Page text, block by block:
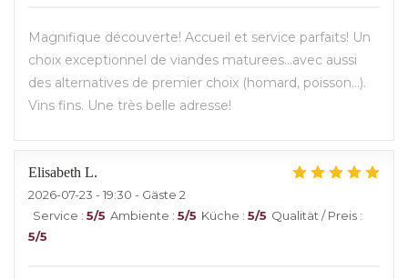
Magnifique découverte! Accueil et service parfaits! Un
choix exceptionnel de viandes maturees...avec aussi
des alternatives de premier choix (homard, poisson...).
Vins fins. Une très belle adresse!
Elisabeth L
2026-07-23 - 19:30 - Gäste 2
Service : 5/5 Ambiente : 5/5 Küche : 5/5 Qualität / Preis :
5/5